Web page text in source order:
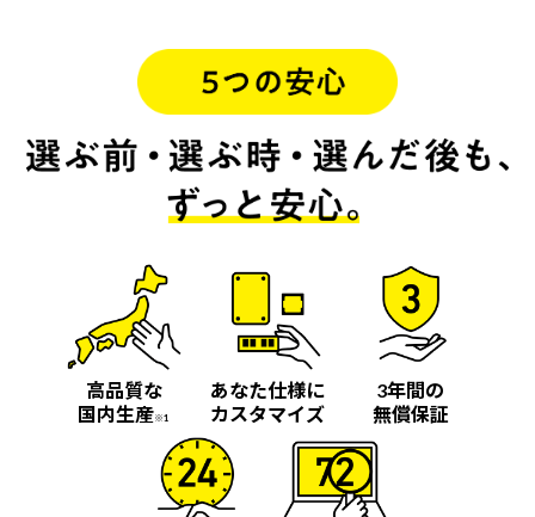
高品質な
国内生産※1
あなた仕様に
カスタマイズ
3年間の
無償保証